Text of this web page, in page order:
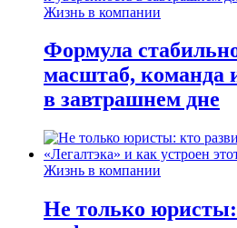
Жизнь в компании
Формула
масштаб, команда
в завтрашнем дне
Жизнь в компании
Не только юристы: